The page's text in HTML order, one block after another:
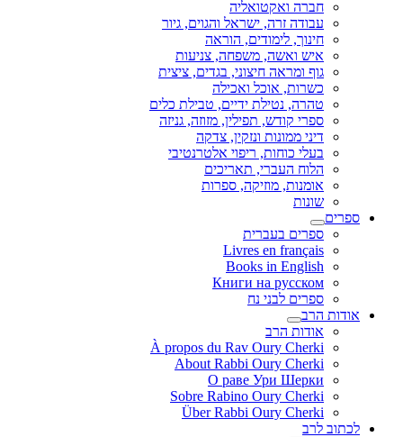
חברה ואקטואליה
עבודה זרה, ישראל והגוים, גיור
חינוך, לימודים, הוראה
איש ואשה, משפחה, צניעות
גוף ומראה חיצוני, בגדים, ציצית
כשרות, אוכל ואכילה
טהרה, נטילת ידיים, טבילת כלים
ספרי קודש, תפילין, מזוזה, גניזה
דיני ממונות ונזקין, צדקה
בעלי כוחות, ריפוי אלטרנטיבי
הלוח העברי, תאריכים
אומנות, מוזיקה, ספרות
שונות
ספרים
ספרים בעברית
Livres en français
Books in English
Книги на русском
ספרים לבני נח
אודות הרב
אודות הרב
À propos du Rav Oury Cherki
About Rabbi Oury Cherki
О раве Ури Шерки
Sobre Rabino Oury Cherki
Über Rabbi Oury Cherki
לכתוב לרב